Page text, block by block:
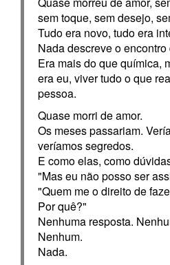
sem toque, sem desejo,
Tudo era novo, tudo era
Nada descreve o encontro
Era mais do que química,
era eu, viver tudo o que
pessoa.
Quase morri de amor.
Os meses passariam.
veríamos segredos.
E como elas, como
"Mas eu não posso ser
"Quem me o direito de
Por quê?"
Nenhuma resposta.
Nenhum.
Nada.